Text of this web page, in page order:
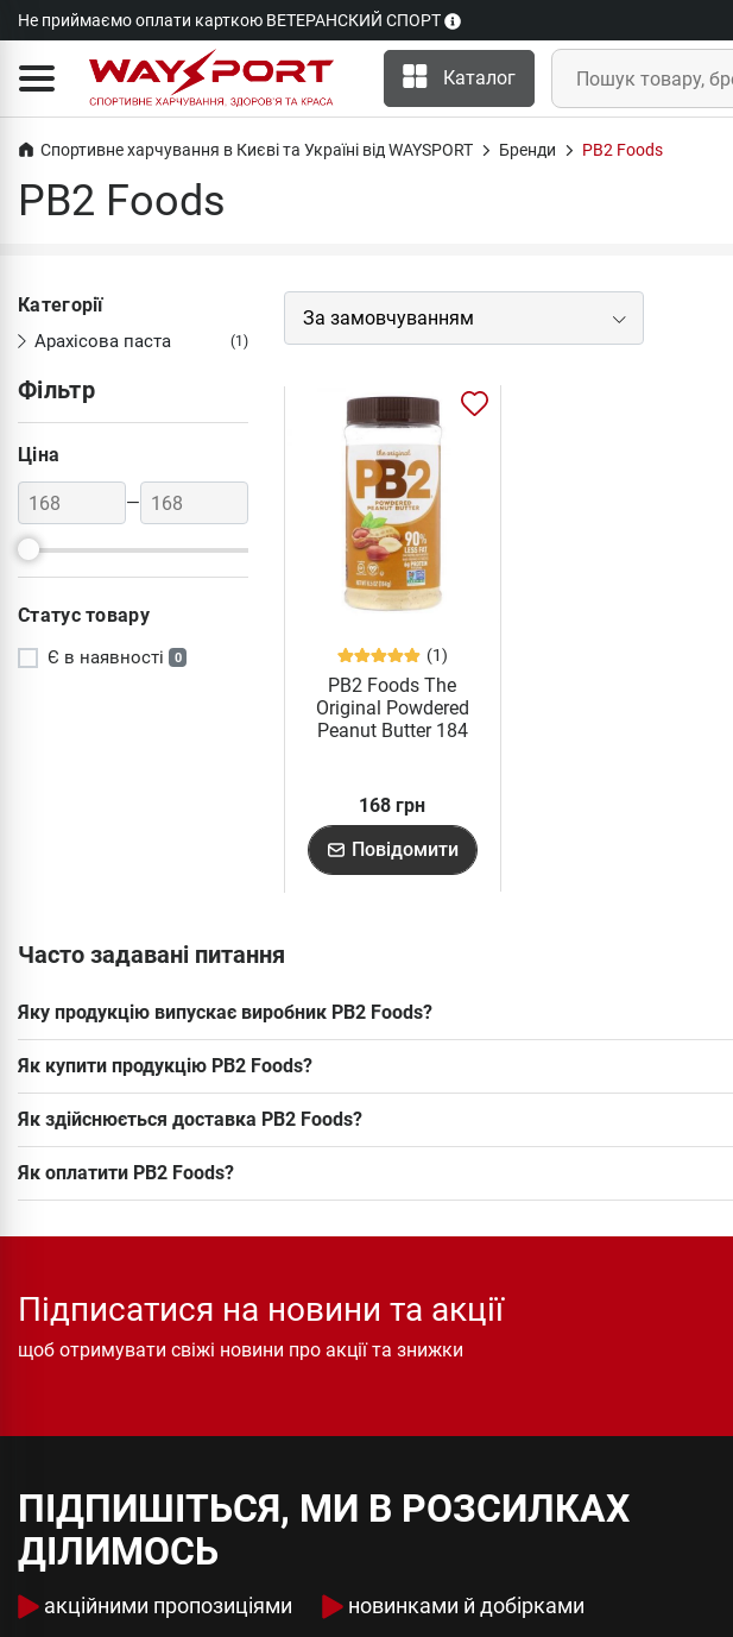
Не приймаємо оплати карткою ВЕТЕРАНСКИЙ СПОРТ
Каталог
Спортивне харчування в Києві та Україні від WAYSPORT Бренди PB2 Foods
PB2 Foods
(1)
PB2 Foods The
Original Powdered
Peanut Butter 184
168 грн
Повідомити
Категорії
Арахісова паста (1)
Фільтр
Ціна
—
Статус товару
Є в наявності 0
Часто задавані питання
Яку продукцію випускає виробник PB2 Foods?
Як купити продукцію PB2 Foods?
Як здійснюється доставка PB2 Foods?
Як оплатити PB2 Foods?
Підписатися на новини та акції
щоб отримувати свіжі новини про акції та знижки
ПІДПИШІТЬСЯ, МИ В РОЗСИЛКАХ
ДІЛИМОСЬ
акційними пропозиціями новинками й добірками